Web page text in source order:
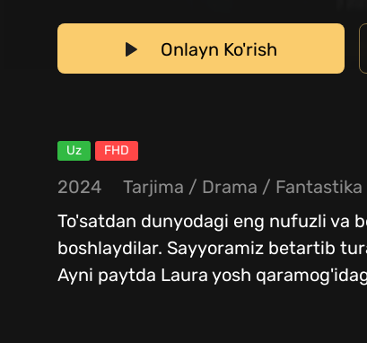
Onlayn Ko'rish
Uz FHD
2024 Tarjima / Drama / Fantastika
To'satdan dunyodagi eng nufuzli va
boshlaydilar. Sayyoramiz betartib
Ayni paytda Laura yosh